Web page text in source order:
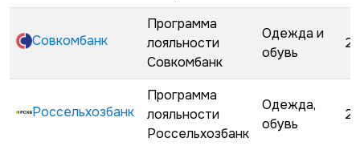
Совкомбанк
Программа
лояльности
Совкомбанк
Одежда и
обувь
Россельхозбанк
Программа
лояльности
Россельхозбанк
Одежда,
обувь